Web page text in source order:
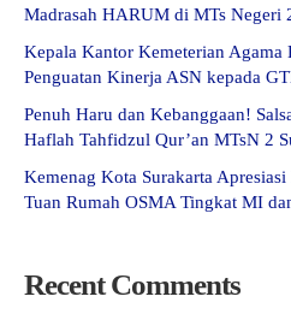
Madrasah HARUM di MTs Negeri
Kepala Kantor Kemeterian Agama
Penguatan Kinerja ASN kepada
Penuh Haru dan Kebanggaan!
Haflah Tahfidzul Qur’an MTsN 2
Kemenag Kota Surakarta
Tuan Rumah OSMA Tingkat MI
Recent Comments